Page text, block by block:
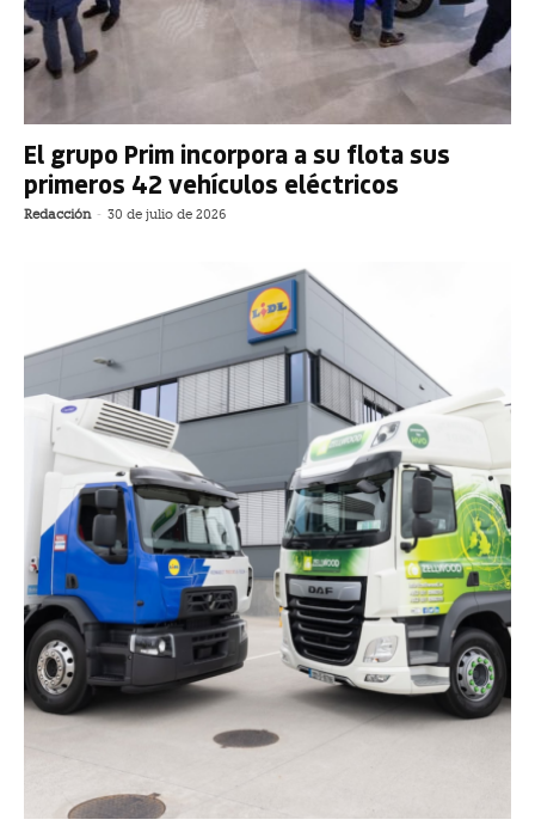
El grupo Prim incorpora a su flota sus
primeros 42 vehículos eléctricos
Redacción - 30 de julio de 2026